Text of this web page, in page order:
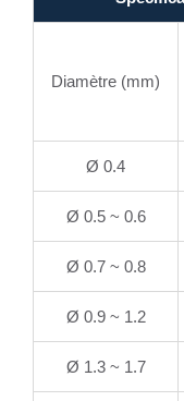
Diamètre (mm)
Ø 0.4
Ø 0.5 ~ 0.6
Ø 0.7 ~ 0.8
Ø 0.9 ~ 1.2
Ø 1.3 ~ 1.7